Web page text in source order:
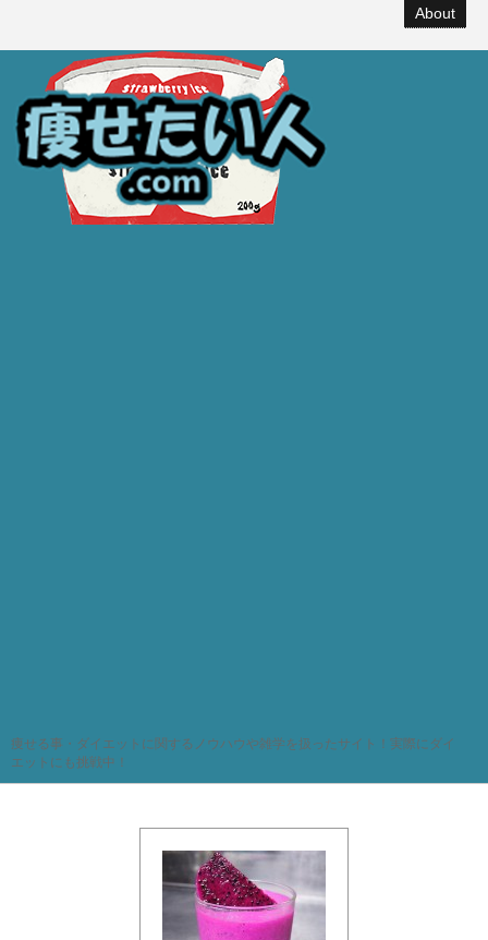
About
痩せる事・ダイエットに関するノウハウや雑学を扱ったサイト！実際にダイ
エットにも挑戦中！